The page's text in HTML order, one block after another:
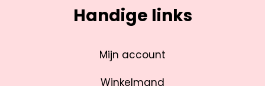
Handige links
Mijn account
Winkelmand